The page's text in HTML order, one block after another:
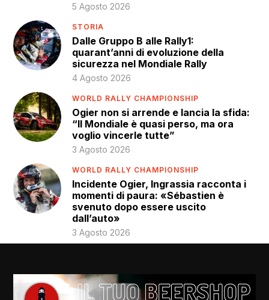
5 Agosto 2026
STORIA
Dalle Gruppo B alle Rally1:
quarant’anni di evoluzione della
sicurezza nel Mondiale Rally
4 Agosto 2026
WORLD RALLY CHAMPIONSHIP
Ogier non si arrende e lancia la sfida:
“Il Mondiale è quasi perso, ma ora
voglio vincerle tutte”
3 Agosto 2026
WORLD RALLY CHAMPIONSHIP
Incidente Ogier, Ingrassia racconta i
momenti di paura: «Sébastien è
svenuto dopo essere uscito
dall’auto»
3 Agosto 2026